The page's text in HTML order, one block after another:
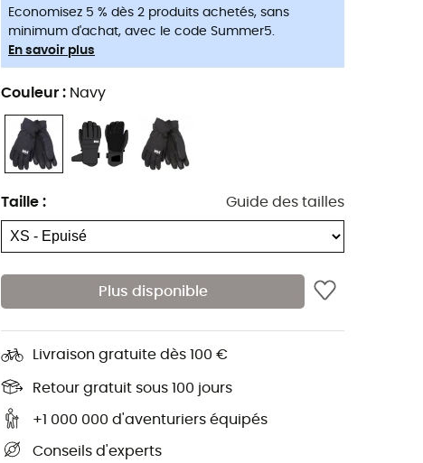
Economisez 5 % dès 2 produits achetés, sans
minimum d'achat, avec le code Summer5.
En savoir plus
Couleur : Navy
Taille : Guide des tailles
Plus disponible
Livraison gratuite dès 100 €
Retour gratuit sous 100 jours
+1 000 000 d'aventuriers équipés
Conseils d'experts